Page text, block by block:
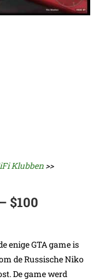
Klubben>>
$100
enige GTA game is
de Russische Niko
De game werd